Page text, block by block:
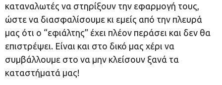
καταναλωτές να στηρίξουν την εφαρμογή τους,
ώστε να διασφαλίσουμε κι εμείς από την πλευρά
μας ότι ο “εφιάλτης” έχει πλέον περάσει και δεν θα
επιστρέψει. Είναι και στο δικό μας χέρι να
συμβάλλουμε στο να μην κλείσουν ξανά τα
καταστήματά μας!